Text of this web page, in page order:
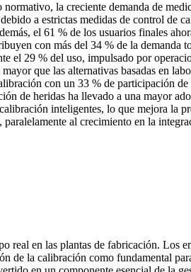
la creciente demanda de
a estrictas medidas de control de
el 61 % de los usuarios finales
con más del 34 % de la demanda
el 29 % del uso, impulsado por
que las alternativas basadas en
con un 33 % de participación
de heridas ha llevado a una mayor
inteligentes, lo que mejora la
al crecimiento en la
real en las plantas de fabricación. Los
de la calibración como fundamental